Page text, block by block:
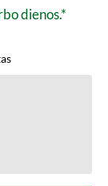
dienos.*